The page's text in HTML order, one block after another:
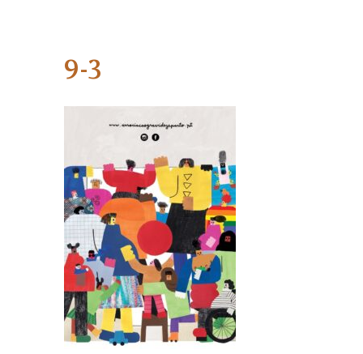
9-3